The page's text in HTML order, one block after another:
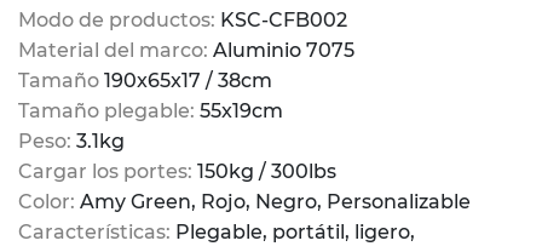
Modo de productos: KSC-CFB002
Material del marco: Aluminio 7075
Tamaño 190x65x17 / 38cm
Tamaño plegable: 55x19cm
Peso: 3.1kg
Cargar los portes: 150kg / 300lbs
Color: Amy Green, Rojo, Negro, Personalizable
Características: Plegable, portátil, ligero,